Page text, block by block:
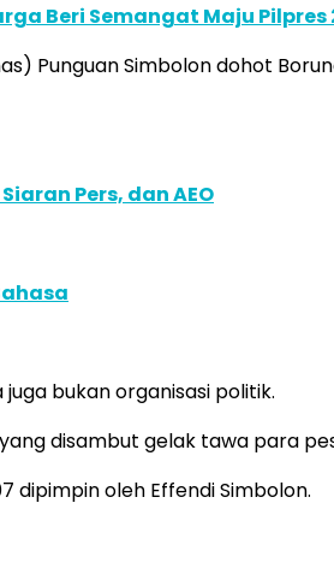
Beri Semangat Maju Pilpres
Punguan Simbolon dohot
Pers, dan AEO
bukan organisasi politik.
disambut gelak tawa para
dipimpin oleh Effendi Simbolon.